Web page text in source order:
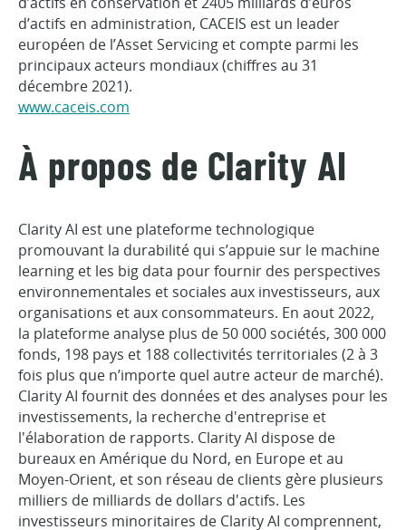
d’actifs en administration, CACEIS est un leader
européen de l’Asset Servicing et compte parmi les
principaux acteurs mondiaux (chiffres au 31
décembre 2021).
www.caceis.com
À propos de Clarity AI
Clarity AI est une plateforme technologique
promouvant la durabilité qui s’appuie sur le machine
learning et les big data pour fournir des perspectives
environnementales et sociales aux investisseurs, aux
organisations et aux consommateurs. En aout 2022,
la plateforme analyse plus de 50 000 sociétés, 300 000
fonds, 198 pays et 188 collectivités territoriales (2 à 3
fois plus que n’importe quel autre acteur de marché).
Clarity AI fournit des données et des analyses pour les
investissements, la recherche d'entreprise et
l'élaboration de rapports. Clarity AI dispose de
bureaux en Amérique du Nord, en Europe et au
Moyen-Orient, et son réseau de clients gère plusieurs
milliers de milliards de dollars d'actifs. Les
investisseurs minoritaires de Clarity AI comprennent,